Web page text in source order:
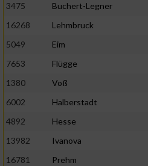
3475
Buchert-Legner
16268
Lehmbruck
5049
Eim
7653
Flügge
1380
Voß
6002
Halberstadt
4892
Hesse
13982
Ivanova
16781
Prehm